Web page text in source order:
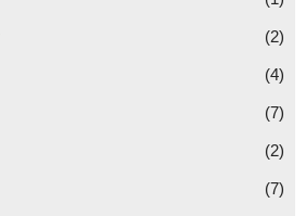
(2)
(4)
(7)
(2)
(7)